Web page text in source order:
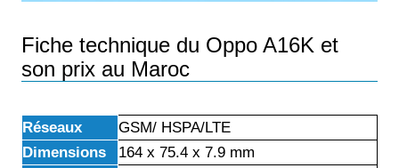
Fiche technique du Oppo A16K et
son prix au Maroc
Réseaux
GSM/ HSPA/LTE
Dimensions
164 x 75.4 x 7.9 mm